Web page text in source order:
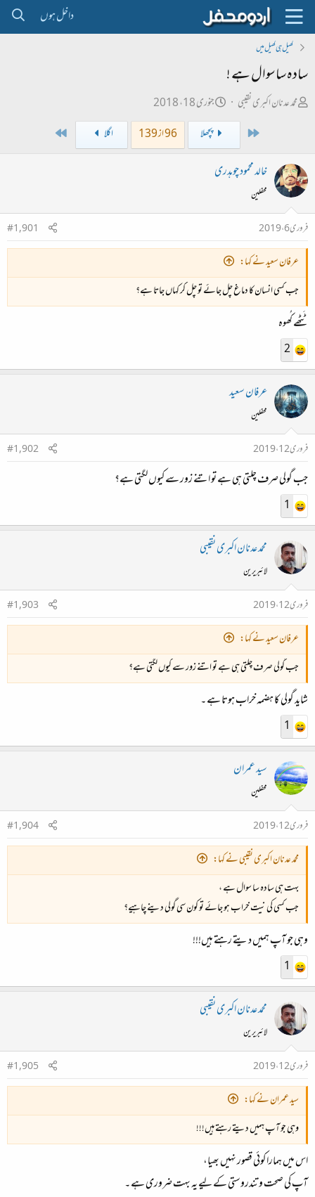
داخل ہوں
کھیل ہی کھیل میں
سادہ سا سوال ہے !
ص
ب
ل
ڑ
ی
محمد عدنان اکبری نقیبی
ت
ا
خ
ا
جنوری 18، 2018
First
پچھلا 96 از 139 اگلا
خالد محمود چوہدری
محفلین
فروری 6، 2019
#1,901
عرفان سعید نے کہا:
جب کسی انسان کا دماغ چل جائے تو چل کر کہاں جاتا ہے؟
ٹَٹھے کُھوہ
2
عرفان سعید
محفلین
فروری 12، 2019
#1,902
جب گولی صرف چلتی ہی ہے تو اتنے زور سے کیوں لگتی ہے؟
1
محمد عدنان اکبری نقیبی
لائبریرین
فروری 12، 2019
#1,903
عرفان سعید نے کہا:
جب گولی صرف چلتی ہی ہے تو اتنے زور سے کیوں لگتی ہے؟
شاید گولی کا ہضمہ خراب ہوتا ہے ۔
1
سید عمران
محفلین
فروری 12، 2019
#1,904
محمد عدنان اکبری نقیبی نے کہا:
بہت ہی سادہ سا سوال ہے ،
جب کسی کی نیت خراب ہو جائے تو کون سی گولی دینے چاہیے؟
وہی جو آپ ہمیں دیتے رہتے ہیں!!!
1
محمد عدنان اکبری نقیبی
لائبریرین
فروری 12، 2019
#1,905
سید عمران نے کہا:
وہی جو آپ ہمیں دیتے رہتے ہیں!!!
اس میں ہمارا کوئی قصور نہیں بھیا،
آپ کی صحت و تندروستی کے لیے یہ بہت ضروری ہے ۔